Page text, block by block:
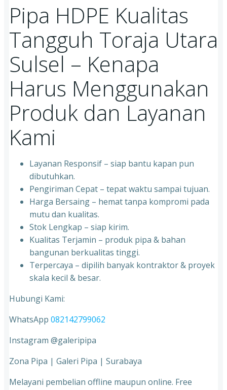
Pipa HDPE Kualitas
Tangguh Toraja Utara
Sulsel – Kenapa
Harus Menggunakan
Produk dan Layanan
Kami
Layanan Responsif – siap bantu kapan pun
dibutuhkan.
Pengiriman Cepat – tepat waktu sampai tujuan.
Harga Bersaing – hemat tanpa kompromi pada
mutu dan kualitas.
Stok Lengkap – siap kirim.
Kualitas Terjamin – produk pipa & bahan
bangunan berkualitas tinggi.
Terpercaya – dipilih banyak kontraktor & proyek
skala kecil & besar.
Hubungi Kami:
WhatsApp 082142799062
Instagram @galeripipa
Zona Pipa | Galeri Pipa | Surabaya
Melayani pembelian offline maupun online. Free